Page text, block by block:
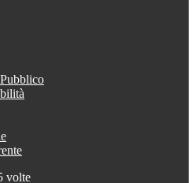
volte